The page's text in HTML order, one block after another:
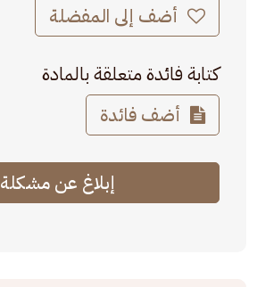
أضف إلى المفضلة
كتابة فائدة متعلقة بالمادة
أضف فائدة
إبلاغ عن مشكلة